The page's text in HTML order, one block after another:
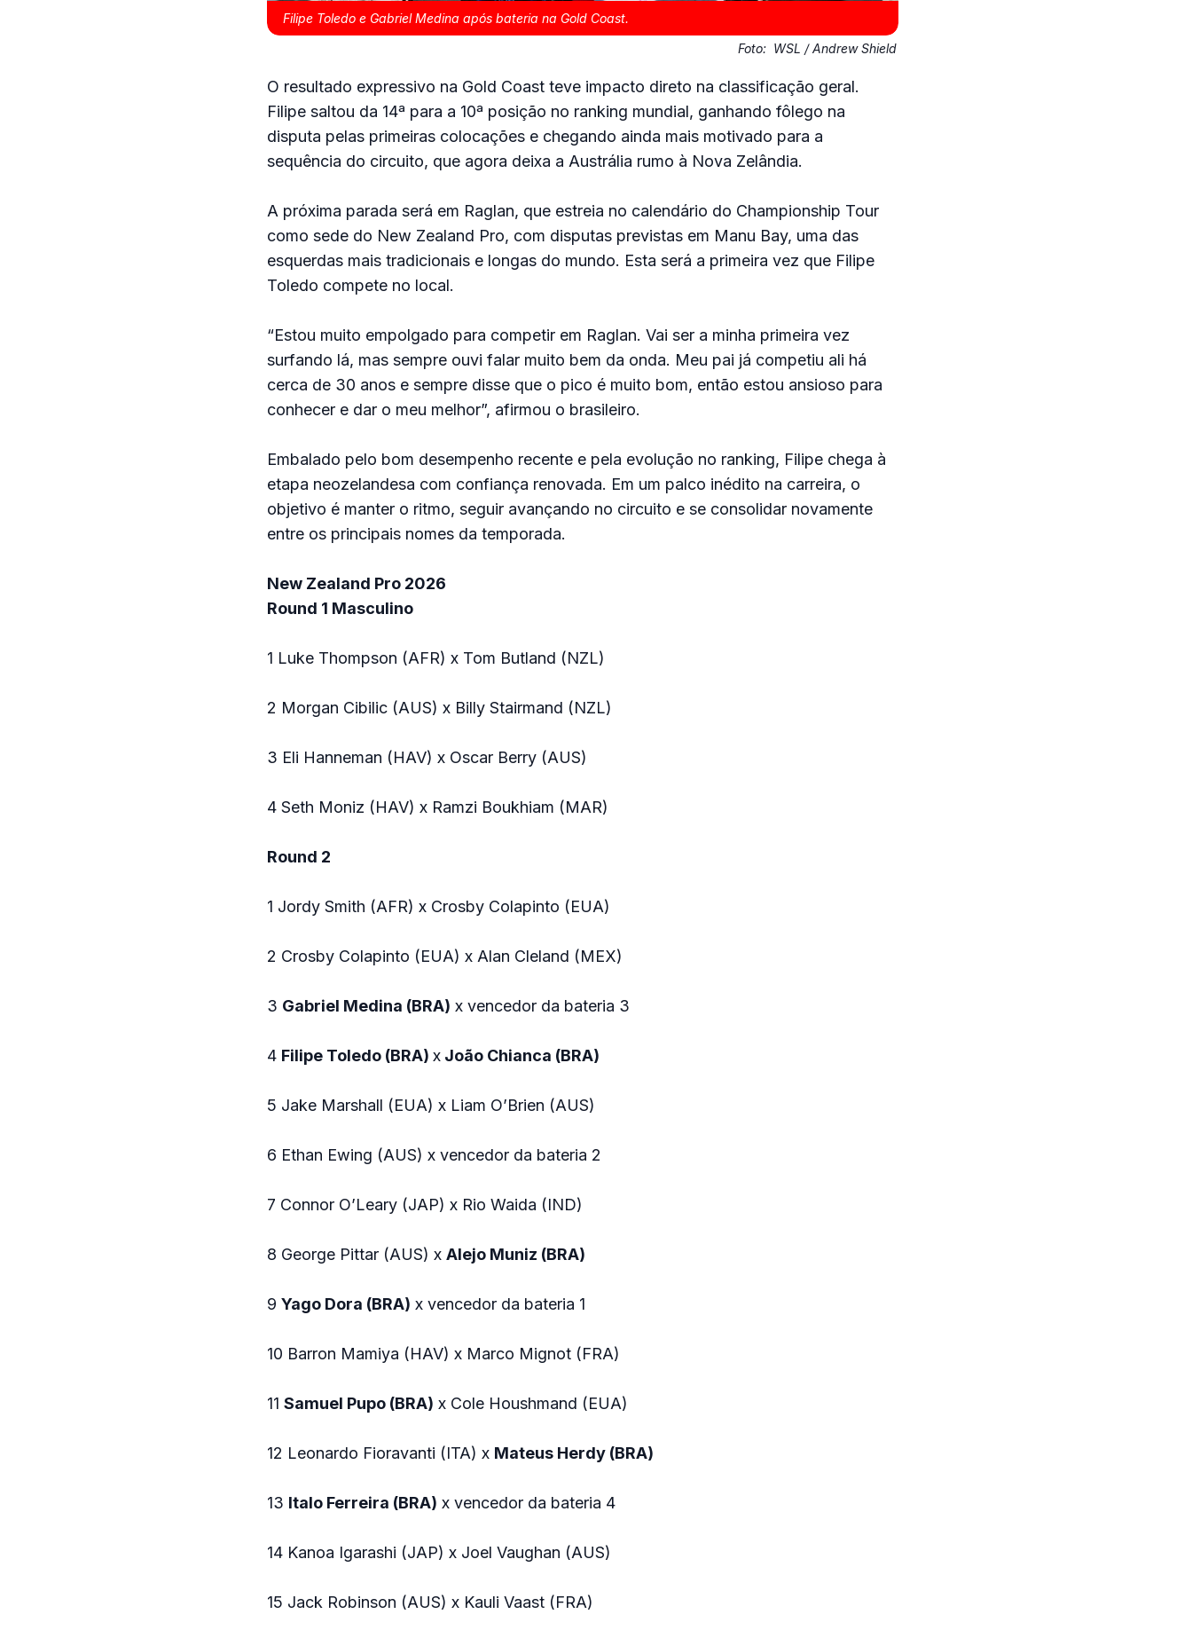
Filipe Toledo e Gabriel Medina após bateria na Gold Coast.
Foto: WSL / Andrew Shield
O resultado expressivo na Gold Coast teve impacto direto na classificação geral.
Filipe saltou da 14ª para a 10ª posição no ranking mundial, ganhando fôlego na
disputa pelas primeiras colocações e chegando ainda mais motivado para a
sequência do circuito, que agora deixa a Austrália rumo à Nova Zelândia.
A próxima parada será em Raglan, que estreia no calendário do Championship Tour
como sede do New Zealand Pro, com disputas previstas em Manu Bay, uma das
esquerdas mais tradicionais e longas do mundo. Esta será a primeira vez que Filipe
Toledo compete no local.
“Estou muito empolgado para competir em Raglan. Vai ser a minha primeira vez
surfando lá, mas sempre ouvi falar muito bem da onda. Meu pai já competiu ali há
cerca de 30 anos e sempre disse que o pico é muito bom, então estou ansioso para
conhecer e dar o meu melhor”, afirmou o brasileiro.
Embalado pelo bom desempenho recente e pela evolução no ranking, Filipe chega à
etapa neozelandesa com confiança renovada. Em um palco inédito na carreira, o
objetivo é manter o ritmo, seguir avançando no circuito e se consolidar novamente
entre os principais nomes da temporada.
New Zealand Pro 2026
Round 1 Masculino
1 Luke Thompson (AFR) x Tom Butland (NZL)
2 Morgan Cibilic (AUS) x Billy Stairmand (NZL)
3 Eli Hanneman (HAV) x Oscar Berry (AUS)
4 Seth Moniz (HAV) x Ramzi Boukhiam (MAR)
Round 2
1 Jordy Smith (AFR) x Crosby Colapinto (EUA)
2 Crosby Colapinto (EUA) x Alan Cleland (MEX)
3 Gabriel Medina (BRA) x vencedor da bateria 3
4 Filipe Toledo (BRA) xJoão Chianca (BRA)
5 Jake Marshall (EUA) x Liam O’Brien (AUS)
6 Ethan Ewing (AUS) x vencedor da bateria 2
7 Connor O’Leary (JAP) x Rio Waida (IND)
8 George Pittar (AUS) x Alejo Muniz (BRA)
9 Yago Dora (BRA) x vencedor da bateria 1
10 Barron Mamiya (HAV) x Marco Mignot (FRA)
11 Samuel Pupo (BRA) x Cole Houshmand (EUA)
12 Leonardo Fioravanti (ITA) x Mateus Herdy (BRA)
13 Italo Ferreira (BRA) x vencedor da bateria 4
14 Kanoa Igarashi (JAP) x Joel Vaughan (AUS)
15 Jack Robinson (AUS) x Kauli Vaast (FRA)